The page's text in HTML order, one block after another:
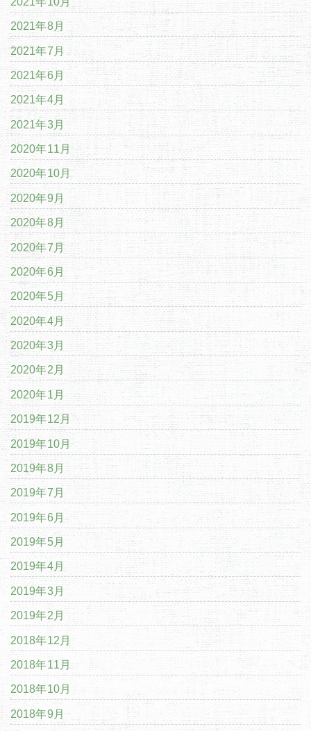
2021年8月
2021年7月
2021年6月
2021年4月
2021年3月
2020年11月
2020年10月
2020年9月
2020年8月
2020年7月
2020年6月
2020年5月
2020年4月
2020年3月
2020年2月
2020年1月
2019年12月
2019年10月
2019年8月
2019年7月
2019年6月
2019年5月
2019年4月
2019年3月
2019年2月
2018年12月
2018年11月
2018年10月
2018年9月